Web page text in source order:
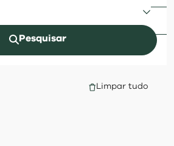
Pesquisar
Limpar tudo